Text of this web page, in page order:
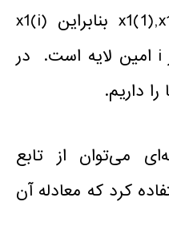
می‌شونــد: x1(1),x1(2),…..,x1(i) بنابراین x1(i)
خروجی از i امین نرون در i امین لایه است. در
می‌توان از تابع
(شکل 2-3) استفاده کرد که معادله آن